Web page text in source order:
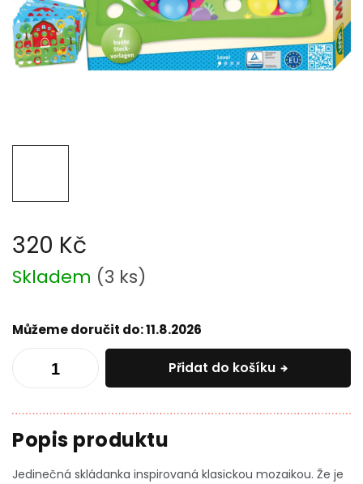
320 Kč
Měrná
cena:
Skladem (3 ks)
Můžeme doručit do:11.8.2026
Přidat do košíku
Jedinečná skládanka inspirovaná klasickou mozaikou. Že je